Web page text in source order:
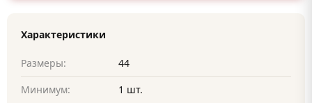
Характеристики
Размеры:
44
Минимум:
1 шт.